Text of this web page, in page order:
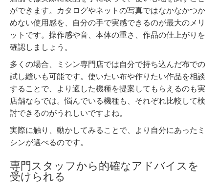
ができます。カタログやネットの写真ではなかなかつか
めない使用感を、自分の手で実感できるのが最大のメリ
ットです。操作感や音、本体の重さ、作品の仕上がりを
確認しましょう。
多くの場合、ミシン専門店では自分で持ち込んだ布での
試し縫いも可能です。使いたい布や作りたい作品を相談
することで、より適した機種を提案してもらえるのも実
店舗ならでは。悩んでいる機種も、それぞれ比較して検
討できるのがうれしいですよね。
実際に触り、動かしてみることで、より自分にあったミ
シンが選べるのです。
専門スタッフから的確なアドバイスを
受けられる